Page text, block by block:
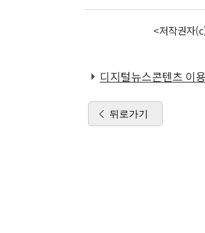
<저작권자
디지털뉴스콘텐츠 이
뒤로가기